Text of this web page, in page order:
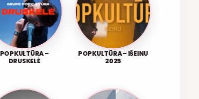
POPKULTŪRA –
DRUSKELĖ
POPKULTŪRA – IŠEINU
2025